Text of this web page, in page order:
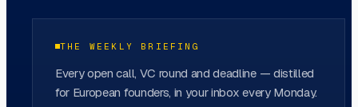
THE WEEKLY BRIEFING
Every open call, VC round and deadline — distilled
for European founders, in your inbox every Monday.